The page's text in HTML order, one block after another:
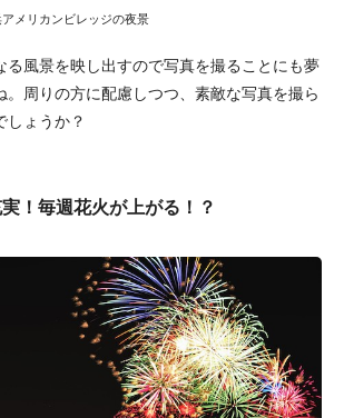
メリカンビレッジの夜景
る風景を映し出すので写真を撮ることにも夢
。周りの方に配慮しつつ、素敵な写真を撮ら
しょうか？
！毎週花火が上がる！？